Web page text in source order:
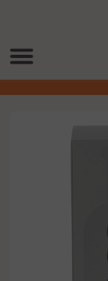
Forside